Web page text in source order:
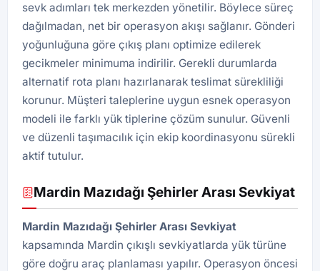
sevk adımları tek merkezden yönetilir. Böylece süreç
dağılmadan, net bir operasyon akışı sağlanır. Gönderi
yoğunluğuna göre çıkış planı optimize edilerek
gecikmeler minimuma indirilir. Gerekli durumlarda
alternatif rota planı hazırlanarak teslimat sürekliliği
korunur. Müşteri taleplerine uygun esnek operasyon
modeli ile farklı yük tiplerine çözüm sunulur. Güvenli
ve düzenli taşımacılık için ekip koordinasyonu sürekli
aktif tutulur.
Mardin Mazıdağı Şehirler Arası Sevkiyat
Mardin Mazıdağı Şehirler Arası Sevkiyat
kapsamında Mardin çıkışlı sevkiyatlarda yük türüne
göre doğru araç planlaması yapılır. Operasyon öncesi